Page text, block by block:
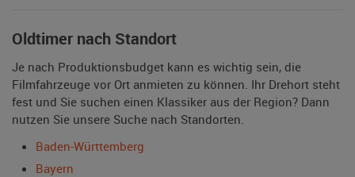
Oldtimer nach Standort
Je nach Produktionsbudget kann es wichtig sein, die
Filmfahrzeuge vor Ort anmieten zu können. Ihr Drehort steht
fest und Sie suchen einen Klassiker aus der Region? Dann
nutzen Sie unsere Suche nach Standorten.
Baden-Württemberg
Bayern